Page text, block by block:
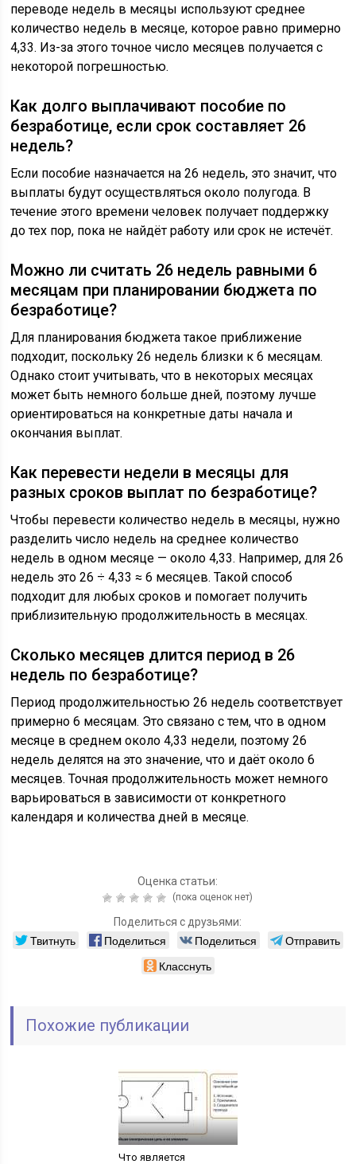
переводе недель в месяцы используют среднее
количество недель в месяце, которое равно примерно
4,33. Из-за этого точное число месяцев получается с
некоторой погрешностью.
Как долго выплачивают пособие по
безработице, если срок составляет 26
недель?
Если пособие назначается на 26 недель, это значит, что
выплаты будут осуществляться около полугода. В
течение этого времени человек получает поддержку
до тех пор, пока не найдёт работу или срок не истечёт.
Можно ли считать 26 недель равными 6
месяцам при планировании бюджета по
безработице?
Для планирования бюджета такое приближение
подходит, поскольку 26 недель близки к 6 месяцам.
Однако стоит учитывать, что в некоторых месяцах
может быть немного больше дней, поэтому лучше
ориентироваться на конкретные даты начала и
окончания выплат.
Как перевести недели в месяцы для
разных сроков выплат по безработице?
Чтобы перевести количество недель в месяцы, нужно
разделить число недель на среднее количество
недель в одном месяце — около 4,33. Например, для 26
недель это 26 ÷ 4,33 ≈ 6 месяцев. Такой способ
подходит для любых сроков и помогает получить
приблизительную продолжительность в месяцах.
Сколько месяцев длится период в 26
недель по безработице?
Период продолжительностью 26 недель соответствует
примерно 6 месяцам. Это связано с тем, что в одном
месяце в среднем около 4,33 недели, поэтому 26
недель делятся на это значение, что и даёт около 6
месяцев. Точная продолжительность может немного
варьироваться в зависимости от конкретного
календаря и количества дней в месяце.
Оценка статьи:
(пока оценок нет)
Поделиться с друзьями:
Твитнуть Поделиться Поделиться
Отправить
Класснуть
Похожие публикации
Что является